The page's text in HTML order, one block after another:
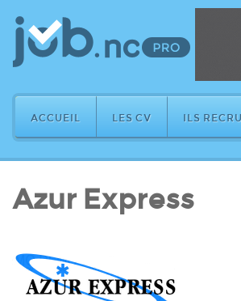
ACCUEIL LES CV ILS
Azur Express